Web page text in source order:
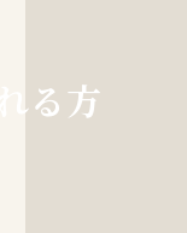
る方